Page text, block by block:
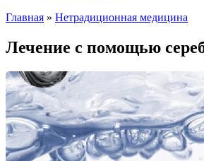
Главная » Нетрадиционная медицина
Лечение с помощью